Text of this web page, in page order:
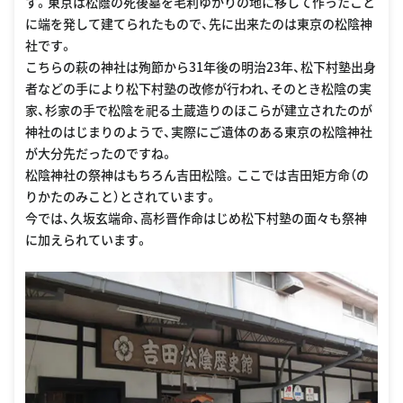
に端を発して建てられたもので、先に出来たのは東京の松陰神
社です。
こちらの萩の神社は殉節から31年後の明治23年、松下村塾出身
者などの手により松下村塾の改修が行われ、そのとき松陰の実
家、杉家の手で松陰を祀る土蔵造りのほこらが建立されたのが
神社のはじまりのようで、実際にご遺体のある東京の松陰神社
が大分先だったのですね。
松陰神社の祭神はもちろん吉田松陰。ここでは吉田矩方命（の
りかたのみこと）とされています。
今では、久坂玄端命、高杉晋作命はじめ松下村塾の面々も祭神
に加えられています。